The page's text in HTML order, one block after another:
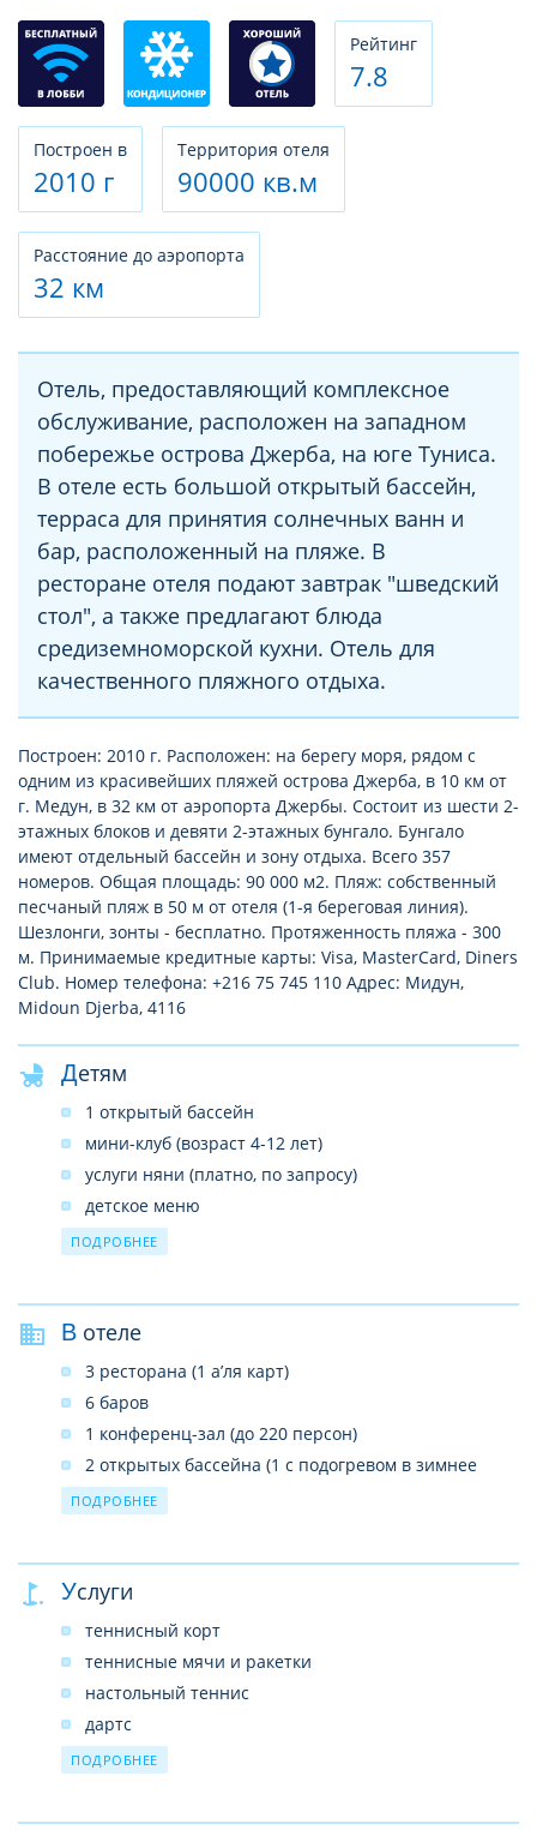
Рeйтинг
7.8
Построен в
2010 г
Территория отеля
90000 кв.м
Расстояние до аэропорта
32 км
Отель, предоставляющий комплексное
обслуживание, расположен на западном
побережье острова Джерба, на юге Туниса.
В отеле есть большой открытый бассейн,
терраса для принятия солнечных ванн и
бар, расположенный на пляже. В
ресторане отеля подают завтрак "шведский
стол", а также предлагают блюда
средиземноморской кухни. Отель для
качественного пляжного отдыха.
Построен: 2010 г. Расположен: на берегу моря, рядом с
одним из красивейших пляжей острова Джерба, в 10 км от
г. Медун, в 32 км от аэропорта Джербы. Состоит из шести 2-
этажных блоков и девяти 2-этажных бунгало. Бунгало
имеют отдельный бассейн и зону отдыха. Всего 357
номеров. Общая площадь: 90 000 м2. Пляж: собственный
песчаный пляж в 50 м от отеля (1-я береговая линия).
Шезлонги, зонты - бесплатно. Протяженность пляжа - 300
м. Принимаемые кредитные карты: Visa, MasterCard, Diners
Club. Номер телефона: +216 75 745 110 Адрес: Мидун,
Midoun Djerba, 4116
Детям
1 открытый бассейн
мини-клуб (возраст 4-12 лет)
услуги няни (платно, по запросу)
детское меню
в ресторане – детское кресло
развлекательные программы
детская кровать (по запросу)
ПОДРОБНЕЕ
В отеле
3 ресторана (1 а’ля карт)
6 баров
1 конференц-зал (до 220 персон)
2 открытых бассейна (1 с подогревом в зимнее
время)
4 теннисных корта (с грунтовым покрытием)
SPA-центр
возможно размещение с домашними животными
(до 5 кг, по запросу)
ПОДРОБНЕЕ
Услуги
теннисный корт
теннисные мячи и ракетки
настольный теннис
дартс
поле для мини-футбола
пляжный волейбол
ПОДРОБНЕЕ